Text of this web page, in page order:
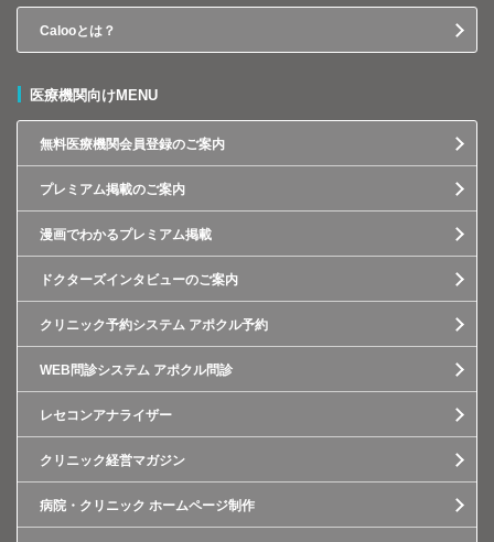
Calooとは？
医療機関向けMENU
無料医療機関会員登録のご案内
プレミアム掲載のご案内
漫画でわかるプレミアム掲載
ドクターズインタビューのご案内
クリニック予約システム アポクル予約
WEB問診システム アポクル問診
レセコンアナライザー
クリニック経営マガジン
病院・クリニック ホームページ制作